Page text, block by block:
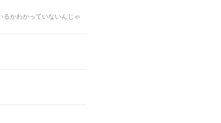
かわかっていないんじゃ